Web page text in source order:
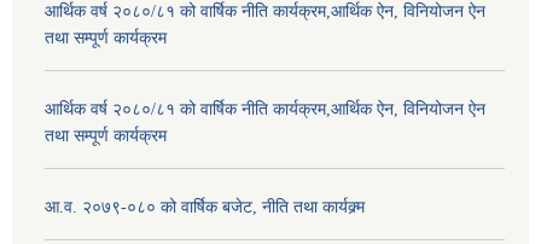
आर्थिक वर्ष २०८०/८१ को वार्षिक नीति कार्यक्रम,आर्थिक ऐन, विनियोजन ऐन
तथा सम्पूर्ण कार्यक्रम
आर्थिक वर्ष २०८०/८१ को वार्षिक नीति कार्यक्रम,आर्थिक ऐन, विनियोजन ऐन
तथा सम्पूर्ण कार्यक्रम
आ.व. २०७९-०८० को वार्षिक बजेट, नीति तथा कार्यक्र्म